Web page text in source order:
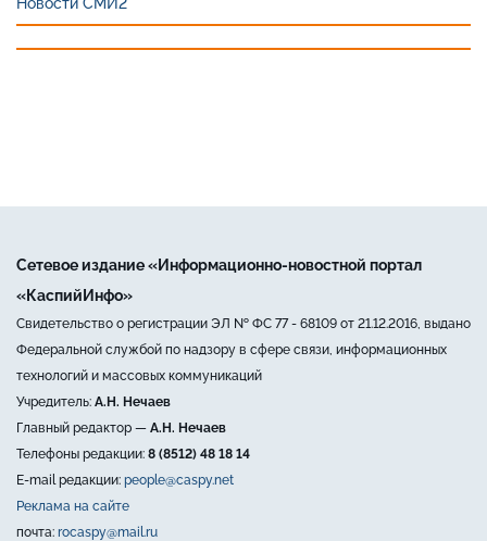
Сетевое издание «Информационно-новостной портал
«КаспийИнфо»
Свидетельство о регистрации ЭЛ № ФС 77 - 68109 от 21.12.2016, выдано
Федеральной службой по надзору в сфере связи, информационных
технологий и массовых коммуникаций
Учредитель: А.Н. Нечаев
Главный редактор — А.Н. Нечаев
Телефоны редакции: 8 (8512) 48 18 14
E-mail редакции: people@caspy.net
Реклама на сайте
почта: rocaspy@mail.ru